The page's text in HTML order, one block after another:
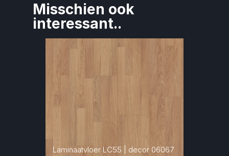
Misschien ook
interessant..
Laminaatvloer LC55 | decor 06067